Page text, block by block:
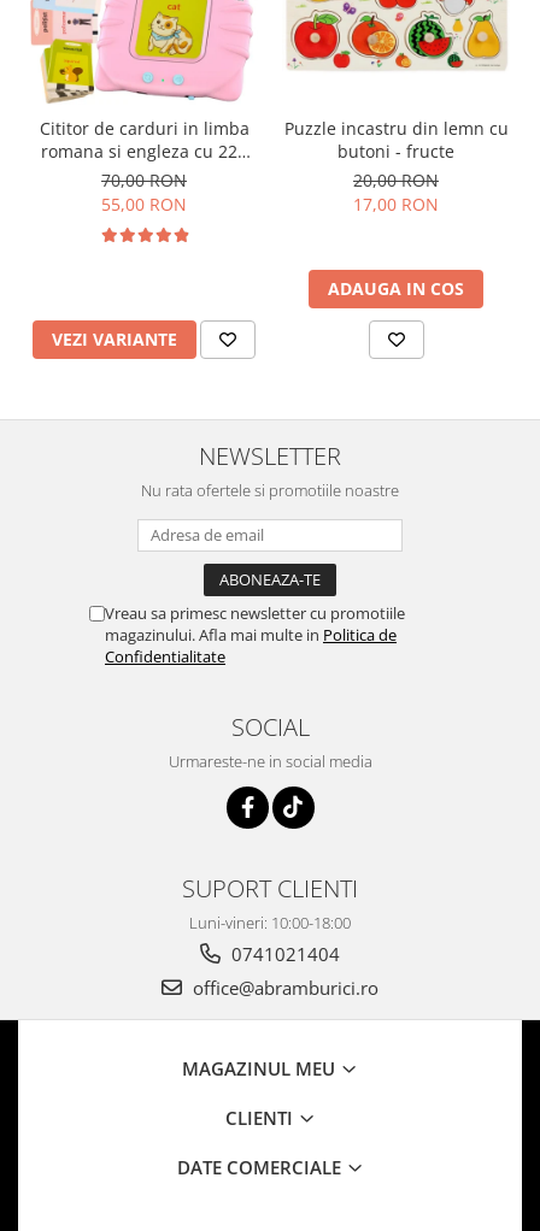
Cititor de carduri in limba
romana si engleza cu 224
de imagini si sunete,
incarcare USB
70,00 RON
55,00 RON
VEZI VARIANTE
Puzzle incastru din lemn cu
butoni - fructe
20,00 RON
17,00 RON
ADAUGA IN COS
NEWSLETTER
Nu rata ofertele si promotiile noastre
Vreau sa primesc newsletter cu promotiile
magazinului. Afla mai multe in Politica de
Confidentialitate
SOCIAL
Urmareste-ne in social media
SUPORT CLIENTI
Luni-vineri: 10:00-18:00
0741021404
office@abramburici.ro
MAGAZINUL MEU
CLIENTI
DATE COMERCIALE